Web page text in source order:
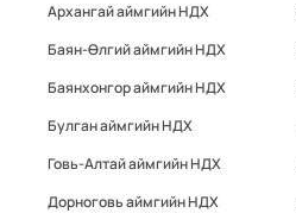
Архангай аймгийн НДХ
Баян-Өлгий аймгийн НДХ
Баянхонгор аймгийн НДХ
Булган аймгийн НДХ
Говь-Алтай аймгийн НДХ
Дорноговь аймгийн НДХ